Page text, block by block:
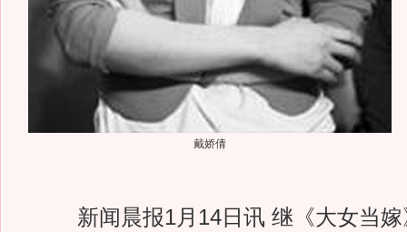
戴娇倩
新闻晨报1月14日讯 继《大女当嫁